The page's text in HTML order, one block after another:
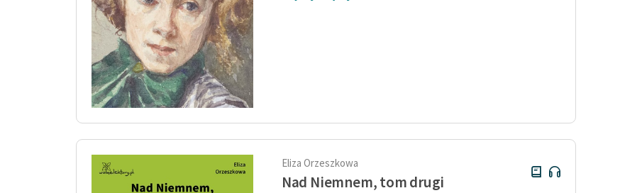
Eliza Orzeszkowa
Nad Niemnem, tom drugi